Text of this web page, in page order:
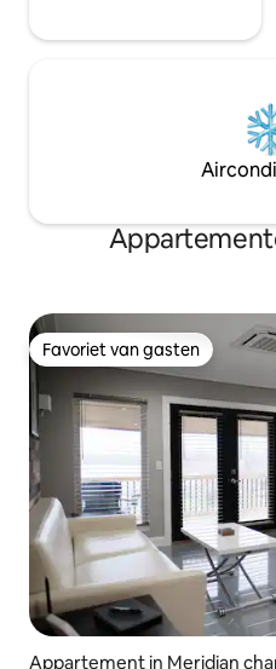
Favoriet van gasten
Favoriet van gasten
Appartement in Meridian